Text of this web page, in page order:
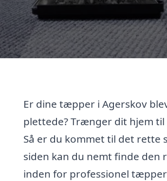
Er dine tæpper i Agerskov
plettede? Trænger dit hjem
Så er du kommet til det rette
siden kan du nemt finde den
inden for professionel